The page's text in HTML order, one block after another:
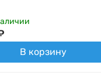
В корзину